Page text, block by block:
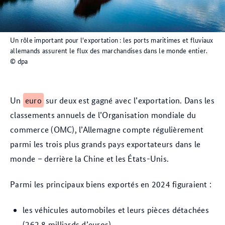
Un rôle important pour l'exportation : les ports maritimes et fluviaux
allemands assurent le flux des marchandises dans le monde entier.
© dpa
Un euro sur deux est gagné avec l’exportation. Dans les
classements annuels de l’Organisation mondiale du
commerce (OMC), l’Allemagne compte régulièrement
parmi les trois plus grands pays exportateurs dans le
monde – derrière la Chine et les États-Unis.
Parmi les principaux biens exportés en 2024 figuraient :
les véhicules automobiles et leurs pièces détachées